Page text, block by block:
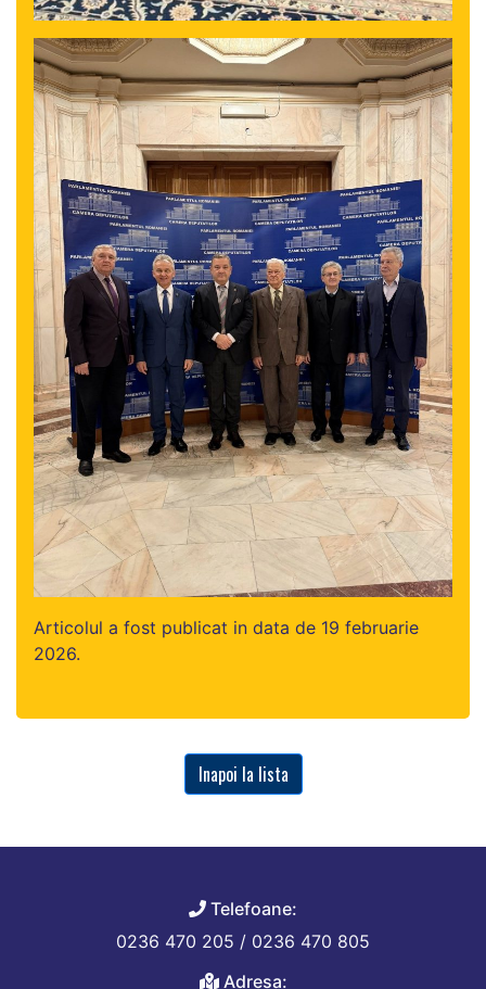
Articolul a fost publicat in data de 19 februarie
2026.
Inapoi la lista
Telefoane:
0236 470 205 / 0236 470 805
Adresa: